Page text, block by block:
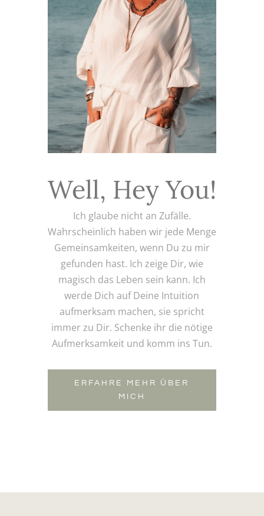
Well, Hey You!
Ich glaube nicht an Zufälle.
Wahrscheinlich haben wir jede Menge
Gemeinsamkeiten, wenn Du zu mir
gefunden hast. Ich zeige Dir, wie
magisch das Leben sein kann. Ich
werde Dich auf Deine Intuition
aufmerksam machen, sie spricht
immer zu Dir. Schenke ihr die nötige
Aufmerksamkeit und komm ins Tun.
ERFAHRE MEHR ÜBER
MICH